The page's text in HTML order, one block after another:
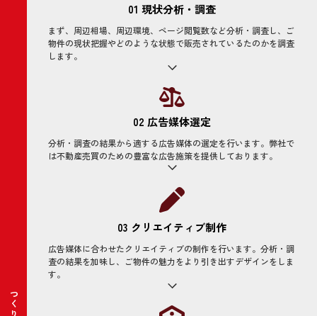
01 現状分析・調査
まず、周辺相場、周辺環境、ページ閲覧数など分析・調査し、ご
物件の現状把握やどのような状態で販売されているたのかを調査
します。
02 広告媒体選定
分析・調査の結果から適する広告媒体の選定を行います。弊社で
は不動産売買のための豊富な広告施策を提供しております。
03 クリエイティブ制作
広告媒体に合わせたクリエイティブの制作を行います。分析・調
査の結果を加味し、ご物件の魅力をより引き出すデザインをしま
す。